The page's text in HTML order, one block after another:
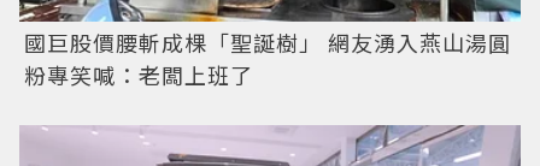
國巨股價腰斬成棵「聖誕樹」 網友湧入燕山湯圓
粉專笑喊：老闆上班了